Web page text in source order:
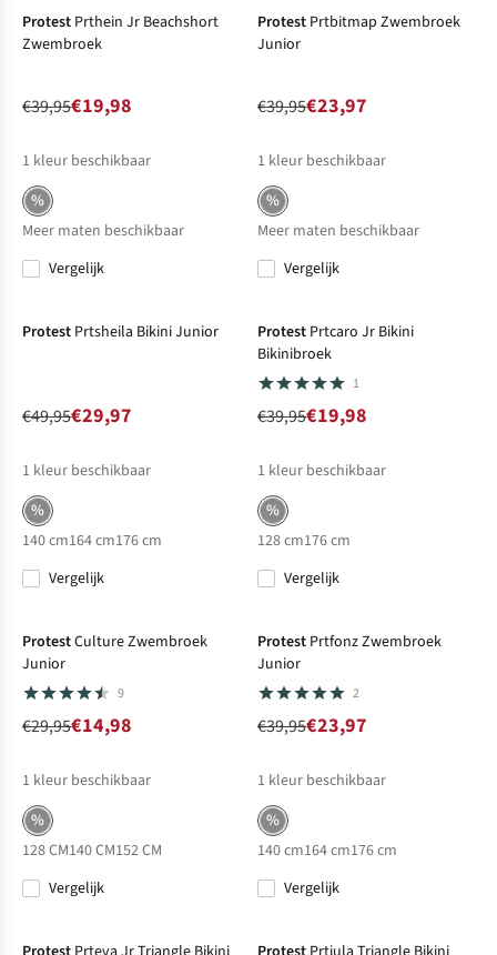
Protest Prthein Jr Beachshort
Zwembroek
€39,95€19,98
1 kleur beschikbaar
%
Meer maten beschikbaar
Vergelijk
Protest Prtbitmap Zwembroek
Junior
€39,95€23,97
1 kleur beschikbaar
%
Meer maten beschikbaar
Vergelijk
Protest Prtsheila Bikini Junior
€49,95€29,97
1 kleur beschikbaar
%
140 cm164 cm176 cm
Vergelijk
Protest Prtcaro Jr Bikini
Bikinibroek
1
€39,95€19,98
1 kleur beschikbaar
%
128 cm176 cm
Vergelijk
ProtestCulture Zwembroek
Junior
9
€29,95€14,98
1 kleur beschikbaar
%
128 CM140 CM152 CM
Vergelijk
Protest Prtfonz Zwembroek
Junior
2
€39,95€23,97
1 kleur beschikbaar
%
140 cm164 cm176 cm
Vergelijk